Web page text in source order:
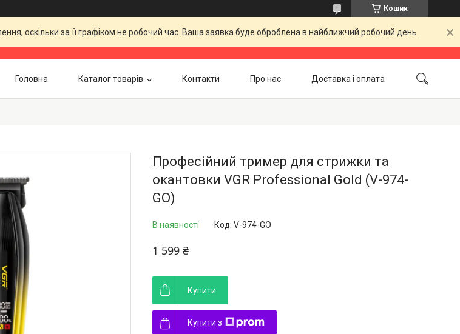
Кошик
оскільки за її графіком не робочий час. Ваша заявка буде оброблена в найближчий робочий день.
Головна Каталог товарів Контакти Про нас Доставка і оплата
Професійний тример для стрижки та
окантовки VGR Professional Gold (V-974-
GO)
В наявності Код: V-974-GO
1 599 ₴
Купити
Купити з